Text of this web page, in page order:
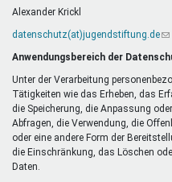
Alexander Krickl
datenschutz(at)jugendstiftung.de
E-
Anwendungsbereich der
Unter der Verarbeitung
Tätigkeiten wie das Erheben, das
die Speicherung, die Anpassung
Abfragen, die Verwendung, die
oder eine andere Form der
die Einschränkung, das Löschen
Daten.